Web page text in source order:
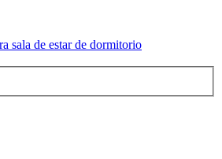
sala de estar de dormitorio